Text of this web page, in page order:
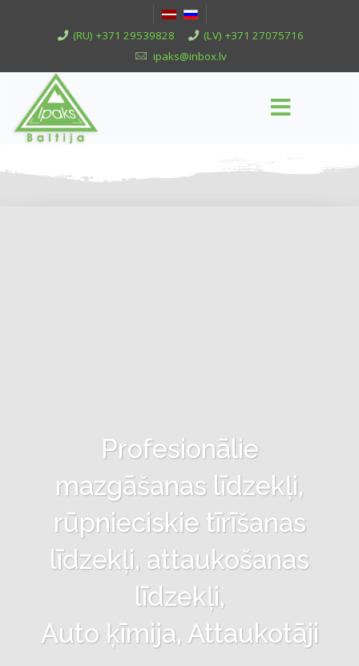
(RU) +371 29539828
(LV) +371 27075716
ipaks@inbox.lv
Profesionālie
mazgāšanas līdzekļi,
rūpnieciskie tīrīšanas
līdzekļi, attaukošanas
līdzekļi,
Auto ķīmija, Attaukotāji